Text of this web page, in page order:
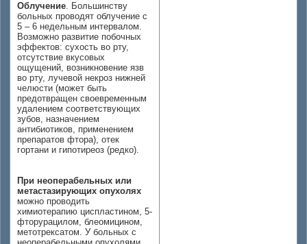
Облучение. Большинству
больных проводят облучение с
5 – 6 недельным интервалом.
Возможно развитие побочных
эффектов: сухость во рту,
отсутствие вкусовых
ощущений, возникновение язв
во рту, лучевой некроз нижней
челюсти (может быть
предотвращен своевременным
удалением соответствующих
зубов, назначением
антибиотиков, применением
препаратов фтора), отек
гортани и гипотиреоз (редко).
При неоперабельных или
метастазирующих опухолях
можно проводить
химиотерапию циспластином, 5-
фторурацилом, блеомицином,
метотрексатом. У больных с